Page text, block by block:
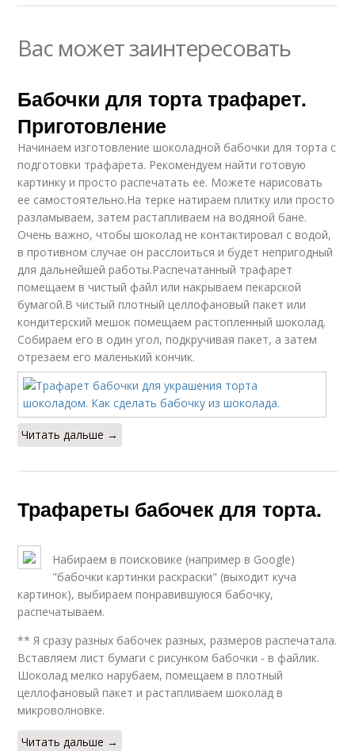
Вас может заинтересовать
Бабочки для торта трафарет.
Приготовление
Начинаем изготовление шоколадной бабочки для торта с
подготовки трафарета. Рекомендуем найти готовую
картинку и просто распечатать ее. Можете нарисовать
ее самостоятельно.На терке натираем плитку или просто
разламываем, затем растапливаем на водяной бане.
Очень важно, чтобы шоколад не контактировал с водой,
в противном случае он расслоиться и будет непригодный
для дальнейшей работы.Распечатанный трафарет
помещаем в чистый файл или накрываем пекарской
бумагой.В чистый плотный целлофановый пакет или
кондитерский мешок помещаем растопленный шоколад.
Собираем его в один угол, подкручивая пакет, а затем
отрезаем его маленький кончик.
Читать дальше →
Трафареты бабочек для торта.
Набираем в поисковике (например в Google)
"бабочки картинки раскраски" (выходит куча
картинок), выбираем понравившуюся бабочку,
распечатываем.
** Я сразу разных бабочек разных, размеров распечатала.
Вставляем лист бумаги с рисунком бабочки - в файлик.
Шоколад мелко нарубаем, помещаем в плотный
целлофановый пакет и растапливаем шоколад в
микроволновке.
Читать дальше →